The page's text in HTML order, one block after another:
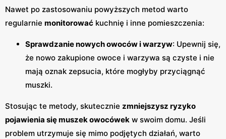
Nawet po zastosowaniu powyższych metod warto
regularnie monitorować kuchnię i inne pomieszczenia:
Sprawdzanie nowych owoców i warzyw: Upewnij się,
że nowo zakupione owoce i warzywa są czyste i nie
mają oznak zepsucia, które mogłyby przyciągnąć
muszki.
Stosując te metody, skutecznie zmniejszysz ryzyko
pojawienia się muszek owocówek w swoim domu. Jeśli
problem utrzymuje się mimo podjętych działań, warto